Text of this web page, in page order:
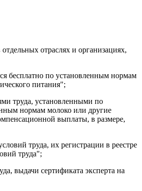
отраслях и организациях,
бесплатно по установленным нормам
питания";
труда, установленными по
нормам молоко или другие
выплаты, в размере,
труда, их регистрации в реестре
труда";
выдачи сертификата эксперта на